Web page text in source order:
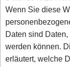
Wenn Sie diese
Daten sind
werden können.
erläutert, welche